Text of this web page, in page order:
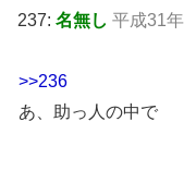
237: 名無し 平成31
>>236
あ、助っ人の中で